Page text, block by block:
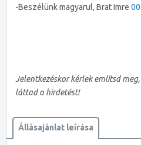
-Beszélünk magyarul, Brat Imre
Jelentkezéskor kérlek említsd
láttad a hirdetést!
Állásajánlat leírása